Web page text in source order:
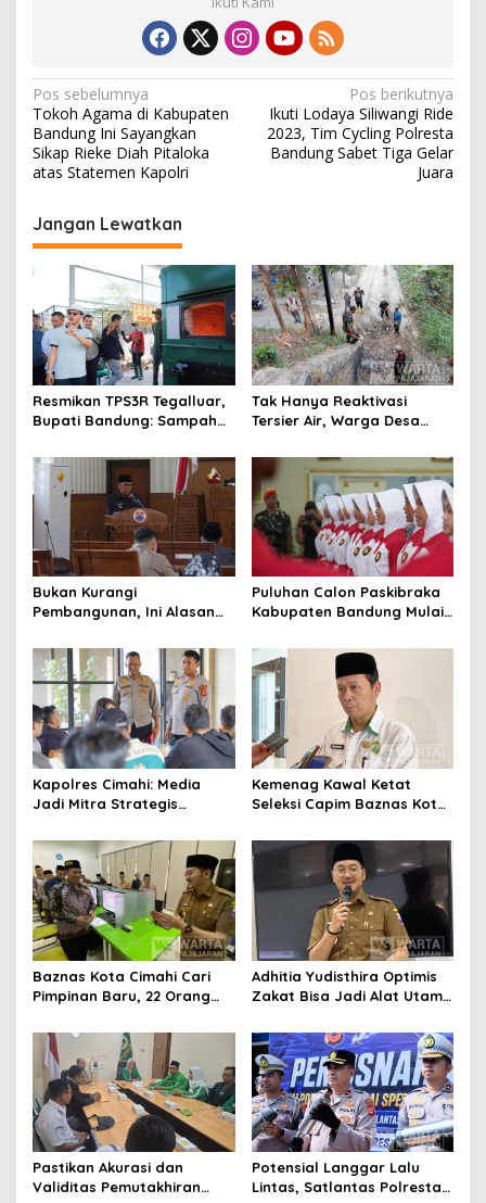
N
a
v
g
a
s
i
p
o
s
Pos sebelumnya
Tokoh Agama di Kabupaten
Bandung Ini Sayangkan
Sikap Rieke Diah Pitaloka
atas Statemen Kapolri
Pos berikutnya
Ikuti Lodaya Siliwangi Ride
2023, Tim Cycling Polresta
Bandung Sabet Tiga Gelar
Juara
Jangan Lewatkan
Resmikan TPS3R Tegalluar,
Bupati Bandung: Sampah
Pemerintah
Tak Hanya Reaktivasi
Tersier Air, Warga Desa
Alternatif di Padalarang
Bukan Kurangi
Pembangunan, Ini Alasan
Pengurangan Belanja
Daerah
Puluhan Calon Paskibraka
Kabupaten Bandung Mulai
Kapolres Cimahi: Media
Jadi Mitra Strategis
Publik
Kemenag Kawal Ketat
Seleksi Capim Baznas Kota
Komisioner Baznas
Berintegritas
Baznas Kota Cimahi Cari
Pimpinan Baru, 22 Orang
Adhitia Yudisthira Optimis
Zakat Bisa Jadi Alat Utama
Kota Cimahi
Pastikan Akurasi dan
Validitas Pemutakhiran
Potensial Langgar Lalu
Lintas, Satlantas Polresta